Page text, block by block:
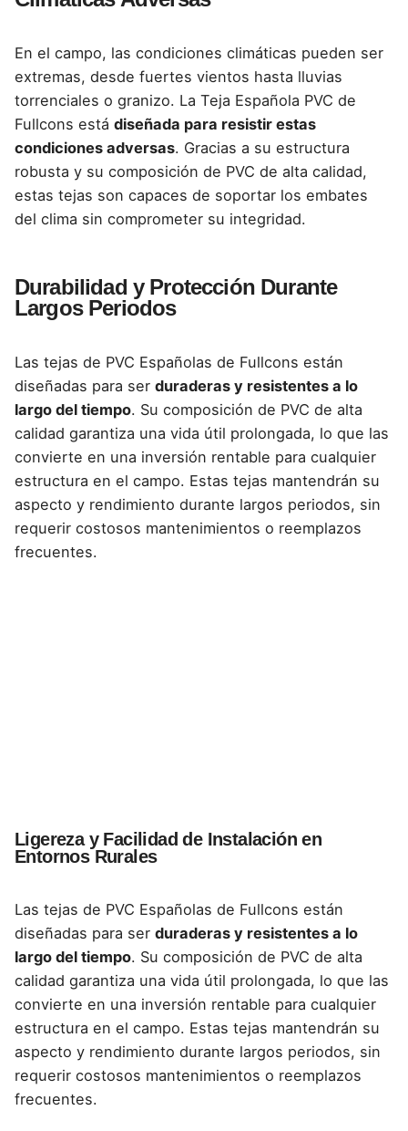
En el campo, las condiciones climáticas pueden ser
extremas, desde fuertes vientos hasta lluvias
torrenciales o granizo. La Teja Española PVC de
Fullcons está diseñada para resistir estas
condiciones adversas. Gracias a su estructura
robusta y su composición de PVC de alta calidad,
estas tejas son capaces de soportar los embates
del clima sin comprometer su integridad.
Durabilidad y Protección Durante
Largos Periodos
Las tejas de PVC Españolas de Fullcons están
diseñadas para ser duraderas y resistentes a lo
largo del tiempo. Su composición de PVC de alta
calidad garantiza una vida útil prolongada, lo que las
convierte en una inversión rentable para cualquier
estructura en el campo. Estas tejas mantendrán su
aspecto y rendimiento durante largos periodos, sin
requerir costosos mantenimientos o reemplazos
frecuentes.
Ligereza y Facilidad de Instalación en
Entornos Rurales
Las tejas de PVC Españolas de Fullcons están
diseñadas para ser duraderas y resistentes a lo
largo del tiempo. Su composición de PVC de alta
calidad garantiza una vida útil prolongada, lo que las
convierte en una inversión rentable para cualquier
estructura en el campo. Estas tejas mantendrán su
aspecto y rendimiento durante largos periodos, sin
requerir costosos mantenimientos o reemplazos
frecuentes.